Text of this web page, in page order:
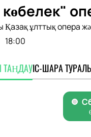
Қазақ ұлттық опера
18:00
ІС-ШАРА